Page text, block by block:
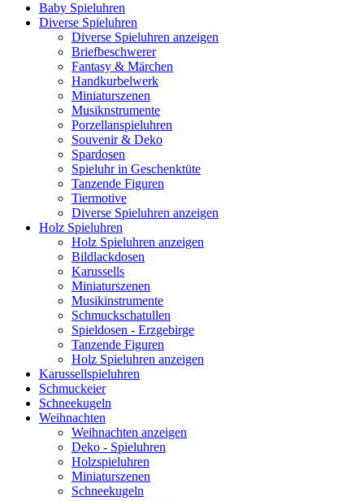
Baby Spieluhren
Diverse Spieluhren
Diverse Spieluhren anzeigen
Briefbeschwerer
Fantasy & Märchen
Handkurbelwerk
Miniaturszenen
Musiknstrumente
Porzellanspieluhren
Souvenir & Deko
Spardosen
Spieluhr in Geschenktüte
Tanzende Figuren
Tiermotive
Diverse Spieluhren anzeigen
Holz Spieluhren
Holz Spieluhren anzeigen
Bildlackdosen
Karussells
Miniaturszenen
Musikinstrumente
Schmuckschatullen
Spieldosen - Erzgebirge
Tanzende Figuren
Holz Spieluhren anzeigen
Karussellspieluhren
Schmuckeier
Schneekugeln
Weihnachten
Weihnachten anzeigen
Deko - Spieluhren
Holzspieluhren
Miniaturszenen
Schneekugeln